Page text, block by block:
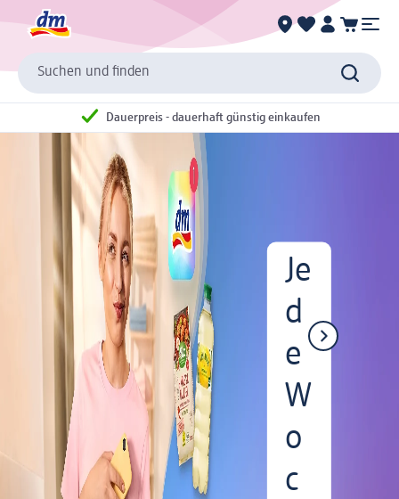
Suchen und finden
Dauerpreis - dauerhaft günstig einkaufen
Je
d
e
W
o
c